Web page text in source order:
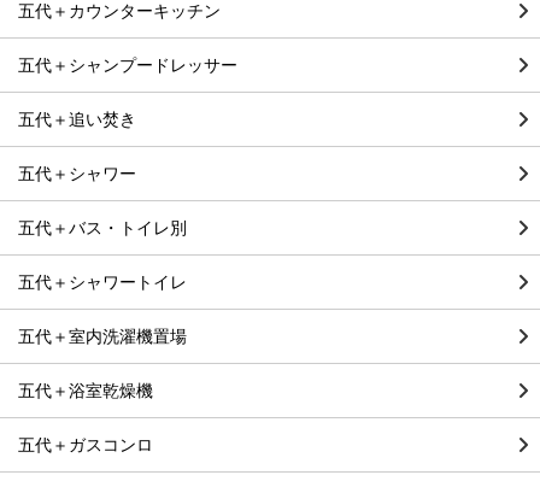
五代＋カウンターキッチン
五代＋シャンプードレッサー
五代＋追い焚き
五代＋シャワー
五代＋バス・トイレ別
五代＋シャワートイレ
五代＋室内洗濯機置場
五代＋浴室乾燥機
五代＋ガスコンロ